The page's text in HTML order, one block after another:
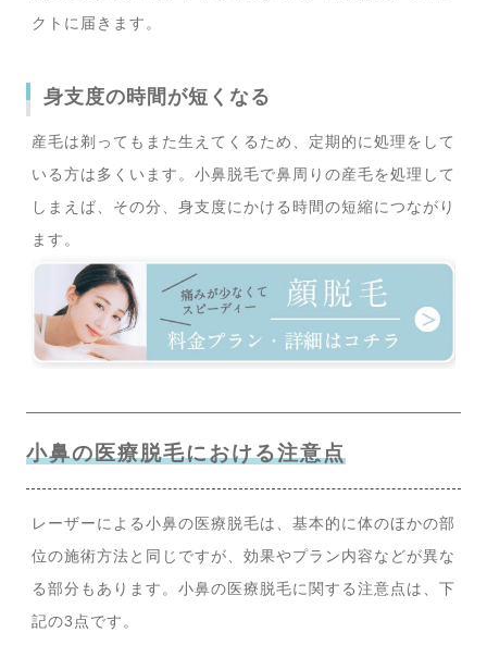
クトに届きます。
身支度の時間が短くなる
産毛は剃ってもまた生えてくるため、定期的に処理をして
いる方は多くいます。小鼻脱毛で鼻周りの産毛を処理して
しまえば、その分、身支度にかける時間の短縮につながり
ます。
小鼻の医療脱毛における注意点
レーザーによる小鼻の医療脱毛は、基本的に体のほかの部
位の施術方法と同じですが、効果やプラン内容などが異な
る部分もあります。小鼻の医療脱毛に関する注意点は、下
記の3点です。